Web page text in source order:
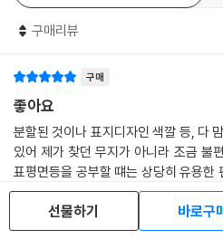
구매리뷰
구매
좋아요
분할된 것이나 표지디자인 색깔 등, 다
있어 제가 찾던 무지가 아니라 조금 불
표평면등을 공부할 떄는 상당히 유용한 편입니다. 무엇보다
맘에들어 거의 색깔별로 재구매해서 사용
두께도 적당하고 오래두고 써도 짱짱한 편이라 좋구요.
루하지않게
s*****o 2021.09.12. 신고
선물하기 바로구